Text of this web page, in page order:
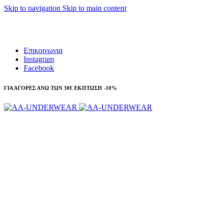
Skip to navigation Skip to main content
Επικοινωνια
Instagram
Facebook
ΓΙΑ ΑΓΟΡΕΣ ΑΝΩ ΤΩΝ 30€ ΕΚΠΤΩΣΗ -10%